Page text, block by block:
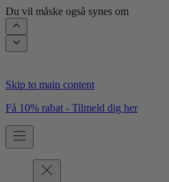
Du vil måske også synes om
Skip to main content
Få 10% rabat - Tilmeld dig her